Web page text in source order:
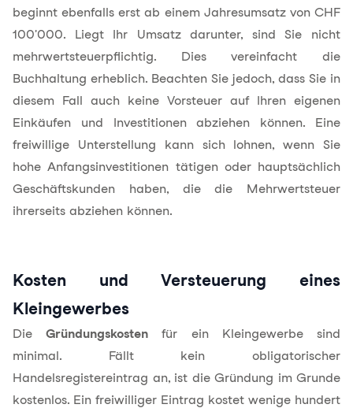
beginnt ebenfalls erst ab einem Jahresumsatz von CHF
100'000. Liegt Ihr Umsatz darunter, sind Sie nicht
mehrwertsteuerpflichtig. Dies vereinfacht die
Buchhaltung erheblich. Beachten Sie jedoch, dass Sie in
diesem Fall auch keine Vorsteuer auf Ihren eigenen
Einkäufen und Investitionen abziehen können. Eine
freiwillige Unterstellung kann sich lohnen, wenn Sie
hohe Anfangsinvestitionen tätigen oder hauptsächlich
Geschäftskunden haben, die die Mehrwertsteuer
ihrerseits abziehen können.
Kosten und Versteuerung eines
Kleingewerbes
DieGründungskosten für ein Kleingewerbe sind
minimal. Fällt kein obligatorischer
Handelsregistereintrag an, ist die Gründung im Grunde
kostenlos. Ein freiwilliger Eintrag kostet wenige hundert